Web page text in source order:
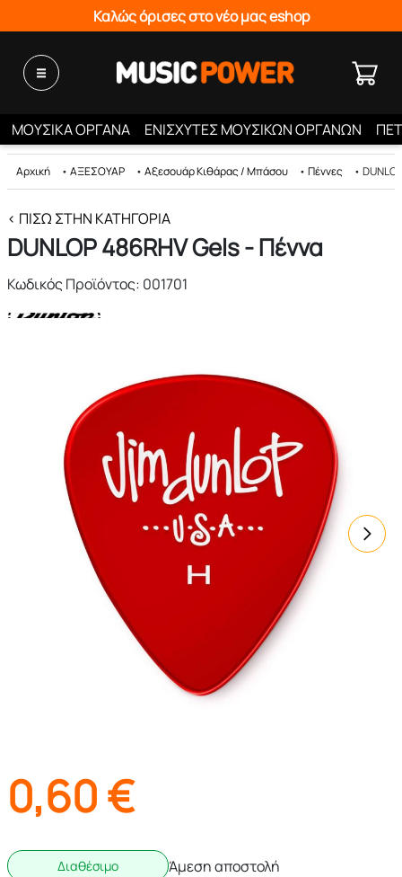
Καλώς όρισες στο νέο μας eshop
ΜΟΥΣΙΚΑ ΟΡΓΑΝΑ ΕΝΙΣΧΥΤΕΣ ΜΟΥΣΙΚΩΝ ΟΡΓΑΝΩΝ
Αρχική • ΑΞΕΣΟΥΑΡ • Αξεσουάρ Κιθάρας / Μπάσου • Πέννες •
< ΠΊΣΩ ΣΤΗΝ ΚΑΤΗΓΟΡΊΑ
DUNLOP 486RHV Gels - Πέννα
Κωδικός Προϊόντος: 001701
0,60€
Διαθέσιμο Άμεση αποστολή